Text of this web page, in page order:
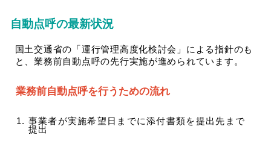
自動点呼の最新状況
国土交通省の「運行管理高度化検討会」による指針のも
と、業務前自動点呼の先行実施が進められています。
業務前自動点呼を行うための流れ
事業者が実施希望日までに添付書類を提出先まで
提出